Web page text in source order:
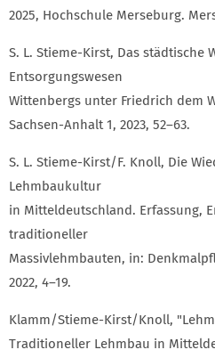
2025, Hochschule Merseburg.
S. L. Stieme-Kirst, Das städtische
Entsorgungswesen
Wittenbergs unter Friedrich dem
Sachsen-Anhalt 1, 2023, 52–63.
S. L. Stieme-Kirst/F. Knoll, Die
Lehmbaukultur
in Mitteldeutschland. Erfassung,
traditioneller
Massivlehmbauten, in:
2022, 4–19.
Klamm/Stieme-Kirst/Knoll,
Traditioneller Lehmbau in